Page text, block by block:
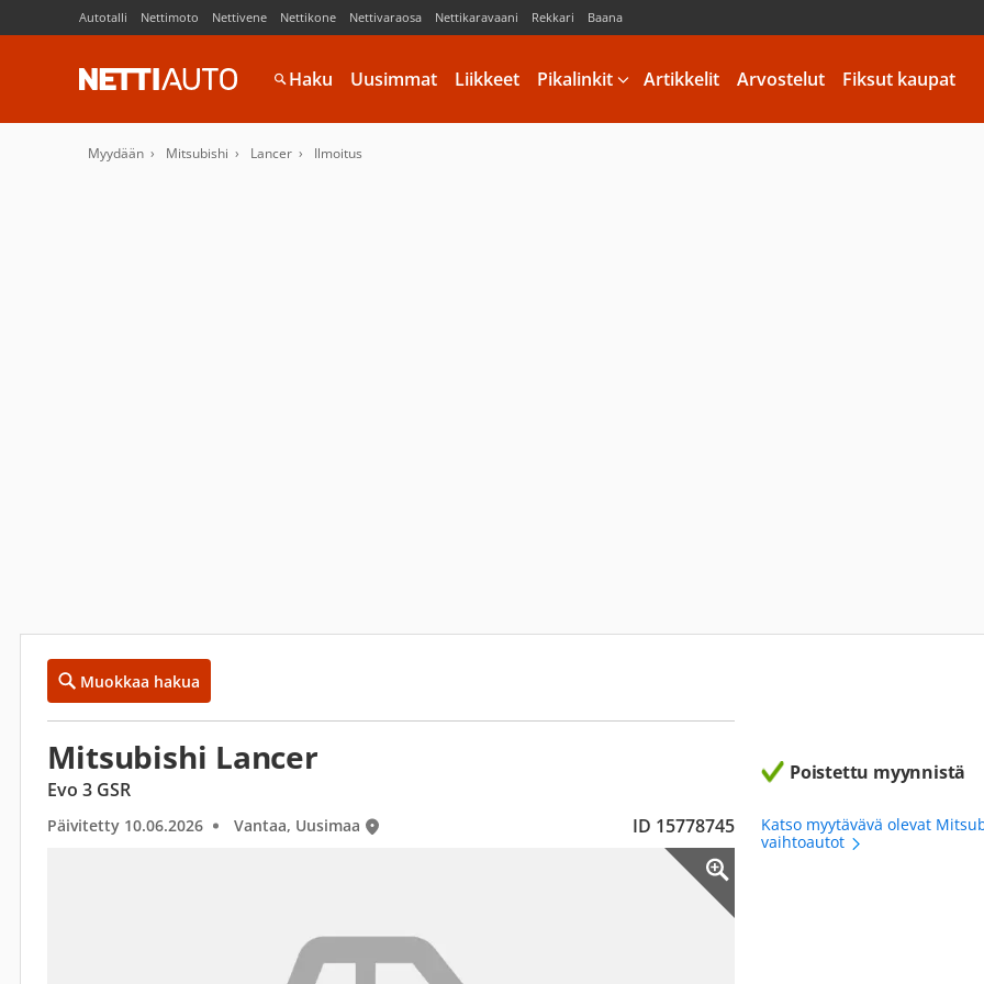
Autotalli Nettimoto Nettivene Nettikone Nettivaraosa Nettikaravaani Rekkari Baana
Haku Uusimmat Liikkeet Pikalinkit Artikkelit Arvostelut Fiksut kaupat
Myydään Mitsubishi Lancer Ilmoitus
Muokkaa hakua
Mitsubishi Lancer
Evo 3 GSR
Päivitetty 10.06.2026 Vantaa, Uusimaa ID 15778745
Poistettu myynnistä
Katso myytävävä olevat
vaihtoautot